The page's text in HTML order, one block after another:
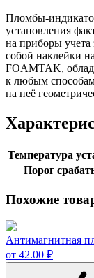
Пломбы-
установления
на приборы учета
собой наклейки
FOAMTAK,
к любым
на неё
Температура
Порог
Похожие
Антимагнитная
от 42.00 ₽